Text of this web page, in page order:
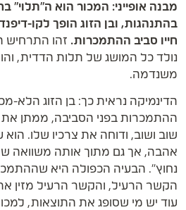
מבנה אופייני: המכור הוא ה"תלוי"
בהתנהגות, ובן הזוג הופך לקו-
חייו סביב ההתמכרות. זהו התרחיש
נולד כל המושג של תלות הדדית,
משנדמה.
הדינמיקה נראית כך: בן הזוג הלא-
ההתמכרות בפני הסביבה, ממתן את
שוב ושוב, ודוחה את צרכיו שלו.
אהבה, אך גם מתוך אותה משוואה
נחוץ". הבעיה הכפולה היא
הקשר הרעיל, והקשר הרעיל מזין
עוד יש מי שסופג את התוצאות,